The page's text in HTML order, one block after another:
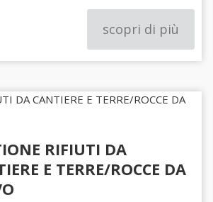
scopri di più
RIFIUTI DA
E TERRE/ROCCE DA